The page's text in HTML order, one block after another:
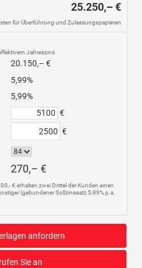
25.250,– €
für Überführung und Zulassungspapieren
Jahreszins
20.150,– €
5,99%
5,99%
€
€
270,– €
€ erhalten zwei Drittel der Kunden einen
(gebundener Sollzinssatz 5,99% p.a.
anfordern
Sie an